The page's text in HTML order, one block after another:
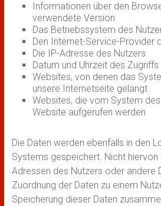
Informationen über den
verwendete Version
Das Betriebssystem des
Den Internet-Service-Provider
Die IP-Adresse des Nutzers
Datum und Uhrzeit des Zugriffs
Websites, von denen das
unsere Internetseite gelangt
Websites, die vom System
Website aufgerufen werden
Die Daten werden ebenfalls in den
Systems gespeichert. Nicht
Adressen des Nutzers oder andere
Zuordnung der Daten zu einem
Speicherung dieser Daten